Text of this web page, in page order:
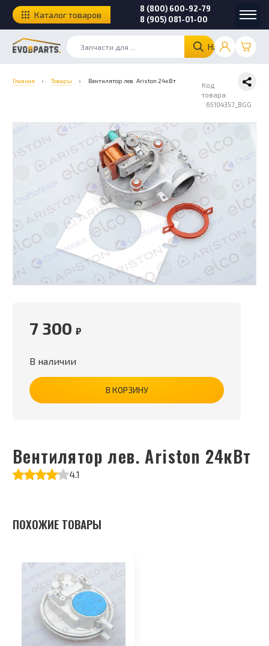
Найти
8 (800) 600-92-79
8 (905) 081-01-00
Каталог товаров
Главная › Товары › Вентилятор лев. Ariston 24кВт
Код
товара:
65104357_BGG
Вентилятор лев. Ariston 24кВт
4.1
7 300 ₽
В наличии
В КОРЗИНУ
ПОХОЖИЕ ТОВАРЫ